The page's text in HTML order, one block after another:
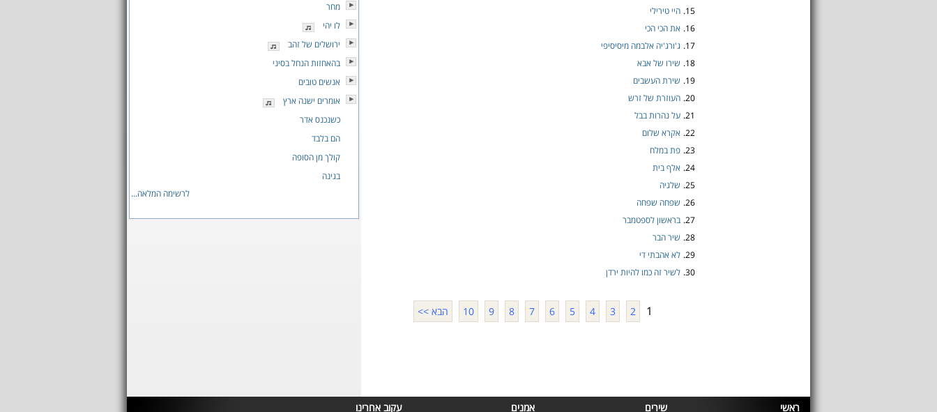
15. היי טירילי
16. את הכי הכי
17. ג'ורג'יה אלבמה מיסיסיפי
18. שירו של אבא
19. שירת העשבים
20. העוזרת של זרש
21. על נהרות בבל
22. אקרא שלום
23. פת במלח
24. אלף בית
25. שלגיה
26. שפחה שפחה
27. בראשון לספטמבר
28. שיר הבר
29. לא אהבתי די
30. לשיר זה כמו להיות ירדן
1
2
3
4
5
6
7
8
9
10 הבא >>
מחר
לו יהי
ירושלים של זהב
בהאחזות הנחל בסיני
אנשים טובים
אומרים ישנה ארץ
כשנכנס אדר
הם בלבד
קולך מן הסופה
בגינה
לרשימה המלאה...
ראשי שירים אמנים עקוב אחרינו